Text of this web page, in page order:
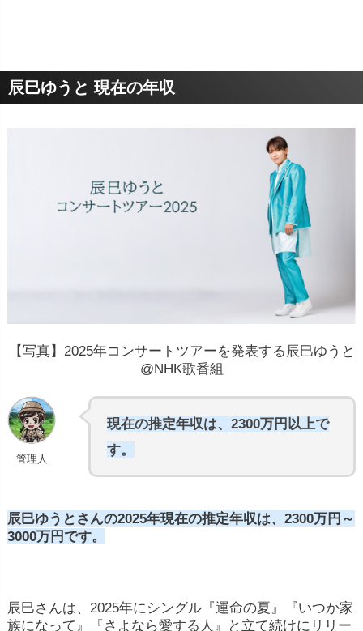
辰巳ゆうと 現在の年収
【写真】2025年コンサートツアーを発表する辰巳ゆうと
@NHK歌番組
管理人
現在の推定年収は、2300万円以上で
す。
辰巳ゆうとさんの2025年現在の推定年収は、2300万円～
3000万円です。
辰巳さんは、2025年にシングル『運命の夏』『いつか家
族になって』『さよなら愛する人』と立て続けにリリー